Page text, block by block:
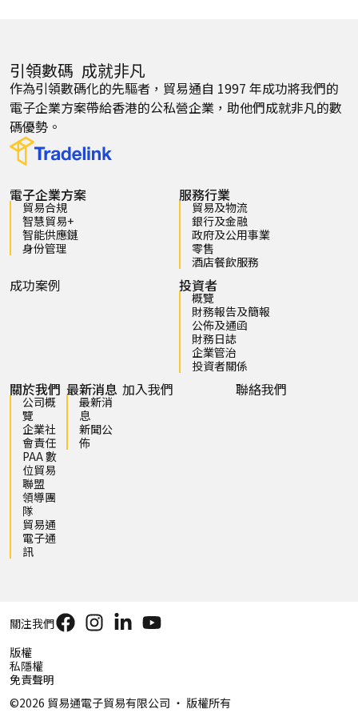
引領數碼 成就非凡
作為引領數碼化的先驅者，貿易通自 1997 年成功將我們的
電子企業方案帶給香港的公私營企業，助他們成就非凡的數
碼優勢。
電子企業方案
貿易合規
智慧貿易+
智能供應鏈
身份管理
服務行業
貿易及物流
銀行及金融
政府及公用事業
零售
酒店餐飲服務
成功案例 投資者
概覽
財務報告及簡報
公佈及通函
財務日誌
企業管治
投資者關係
關於我們
公司概
覽
企業社
會責任
PAA 數
位貿易
聯盟
領導團
隊
貿易通
電子通
訊
最新消息
最新消
息
新聞公
佈
加入我們 聯絡我們
©2026 貿易通電子貿易有限公司 ‧ 版權所有
版權
私隱權
免責聲明
關注我們